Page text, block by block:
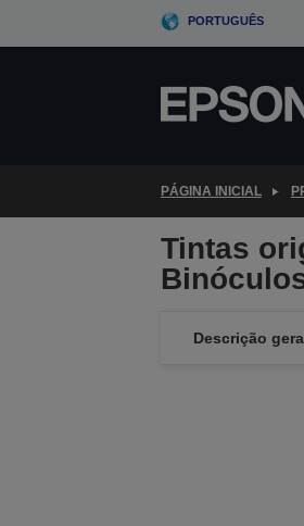
PORTUGUÊS
PÁGINA INICIAL
Tintas
Descrição